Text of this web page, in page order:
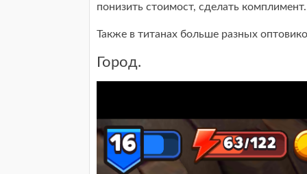
понизить стоимост, сделать комплимент.
Также в титанах больше разных
Город.